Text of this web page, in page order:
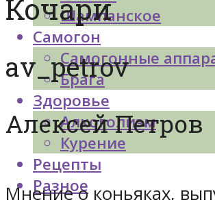
Шампанское
Самогон
Самогонные
Брага
Здоровье
Алкоголизм
Курение
Рецепты
Разное
Кочари
av_petrov
Алексей Петров
Мнение о коньяках,